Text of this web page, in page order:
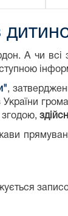
А чи
,
України
згодою,